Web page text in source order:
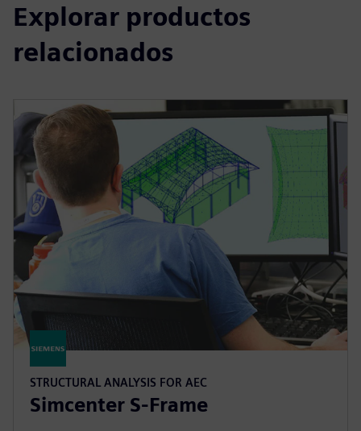
Explorar productos
relacionados
STRUCTURAL ANALYSIS FOR AEC
Simcenter S-Frame